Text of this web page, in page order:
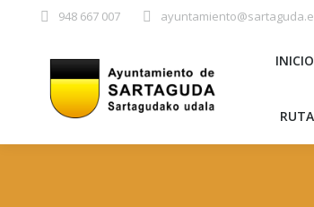
948 667 007
INICIO